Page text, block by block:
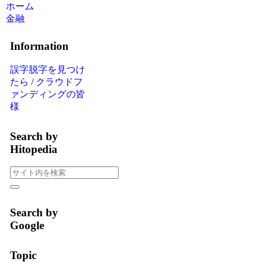
ホーム
金融
Information
誤字脱字を見つけ
たら / クラウドフ
ァンディングの皆
様
Search by
Hitopedia
Search by
Google
Topic